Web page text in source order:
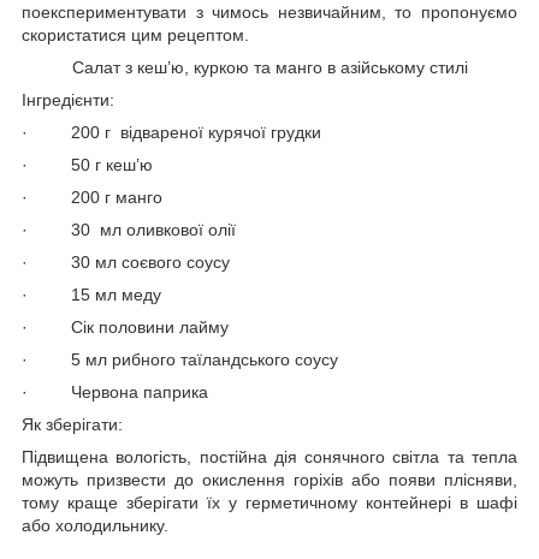
поекспериментувати з чимось незвичайним, то пропонуємо
скористатися цим рецептом.
Салат з кеш’ю, куркою та манго в азійському стилі
Інгредієнти:
·
200 г відвареної курячої грудки
·
50 г кеш’ю
·
200 г манго
·
30 мл оливкової олії
·
30 мл соєвого соусу
·
15 мл меду
·
Сік половини лайму
·
5 мл рибного таїландського соусу
·
Червона паприка
Як зберігати:
Підвищена вологість, постійна дія сонячного світла та тепла
можуть призвести до окислення горіхів або появи плісняви,
тому краще зберігати їх у герметичному контейнері в шафі
або холодильнику.